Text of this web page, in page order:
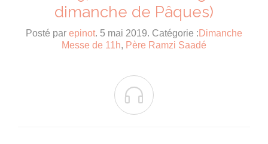
dimanche de Pâques)
Posté par epinot. 5 mai 2019. Catégorie : Dimanche
Messe de 11h, Père Ramzi Saadé
